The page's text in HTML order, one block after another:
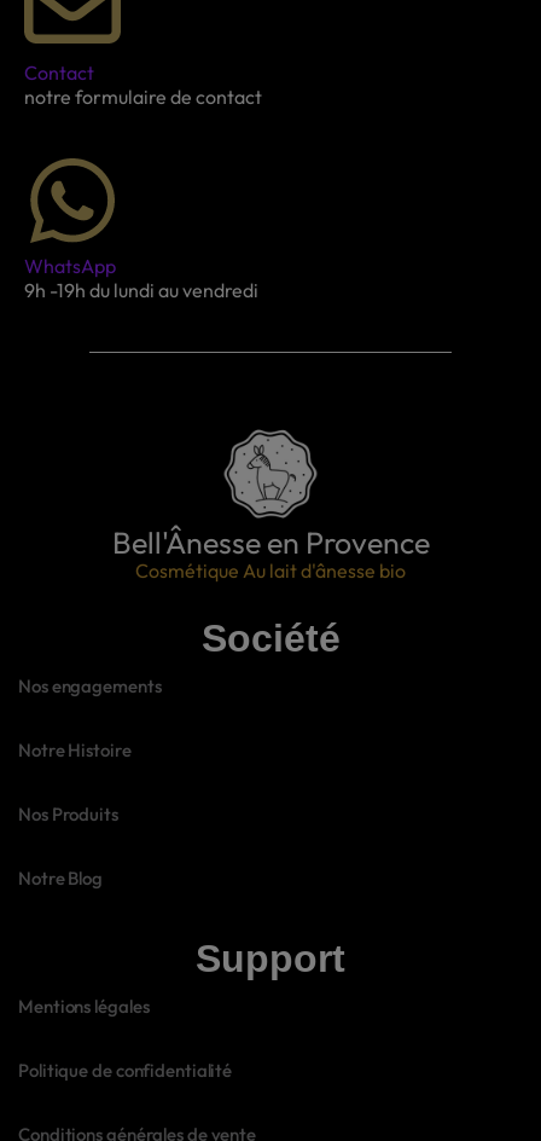
Contact
notre formulaire de contact
WhatsApp
9h -19h du lundi au vendredi
Bell'Ânesse en Provence
Cosmétique Au lait d'ânesse bio
Société
Nos engagements
Notre Histoire
Nos Produits
Notre Blog
Support
Mentions légales
Politique de confidentialité
Conditions générales de vente